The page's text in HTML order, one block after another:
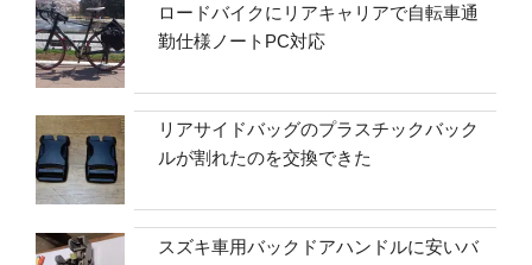
ロードバイクにリアキャリアで自転車通
勤仕様ノートPC対応
リアサイドバッグのプラスチックバック
ルが割れたのを交換できた
スズキ車用バックドアハンドルに安いバ